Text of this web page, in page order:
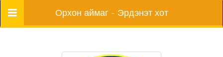
Цэс Орхон аймаг - Эрдэнэт хот